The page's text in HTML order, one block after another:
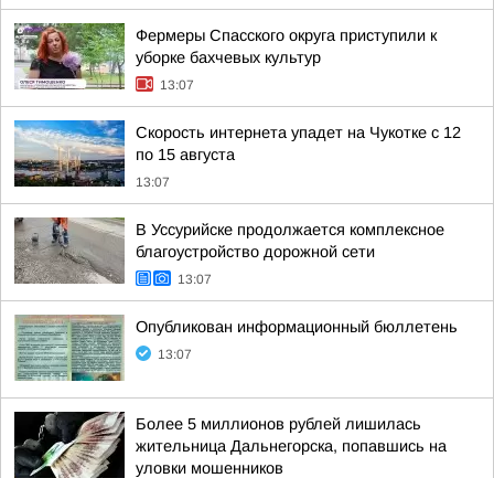
Фермеры Спасского округа приступили к
уборке бахчевых культур
13:07
Скорость интернета упадет на Чукотке с 12
по 15 августа
13:07
В Уссурийске продолжается комплексное
благоустройство дорожной сети
13:07
Опубликован информационный бюллетень
13:07
Более 5 миллионов рублей лишилась
жительница Дальнегорска, попавшись на
уловки мошенников